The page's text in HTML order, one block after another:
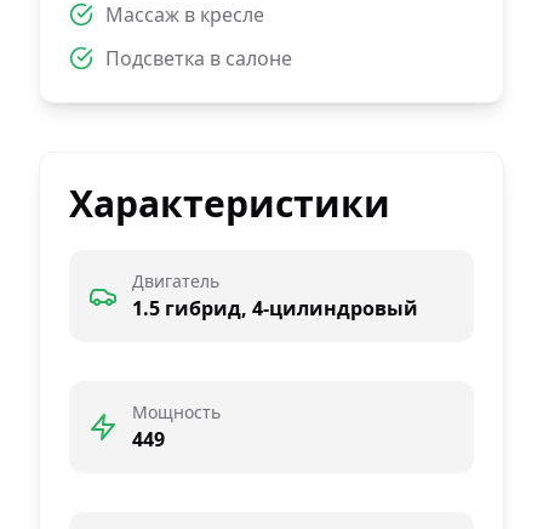
Массаж в кресле
Подсветка в салоне
Характеристики
Двигатель
1.5 гибрид, 4-цилиндровый
Мощность
449